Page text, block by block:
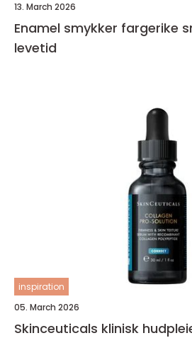
13. March 2026
Enamel smykker fargerike smykker med lang
levetid
inspiration
05. March 2026
Skinceuticals klinisk hudpleie med